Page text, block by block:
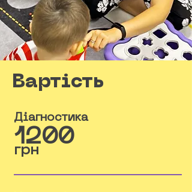
Вартість
Діагностика
1200
грн